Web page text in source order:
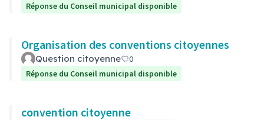
Réponse du Conseil municipal disponible
Organisation des conventions citoyennes
Question citoyenne
0
Réponse du Conseil municipal disponible
convention citoyenne